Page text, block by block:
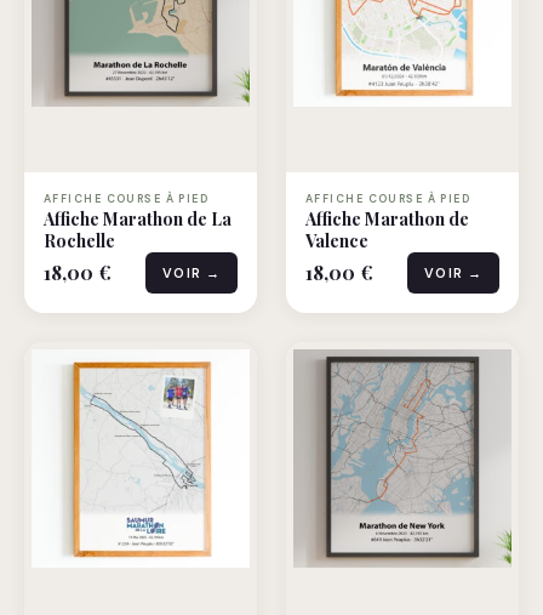
AFFICHE COURSE À PIED
Affiche Marathon de La
Rochelle
18,00 € VOIR →
AFFICHE COURSE À PIED
Affiche Marathon de
Valence
18,00 € VOIR →